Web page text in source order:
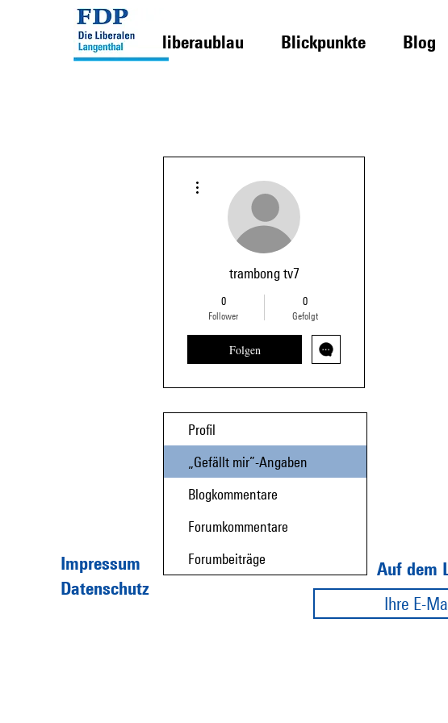
liberaublau Blickpunkte Blog
trambong tv7
0
Follower
0
Gefolgt
Folgen
Profil
„Gefällt mir”-Angaben
Blogkommentare
Forumkommentare
Forumbeiträge
Impressum
Datenschutz
Auf dem